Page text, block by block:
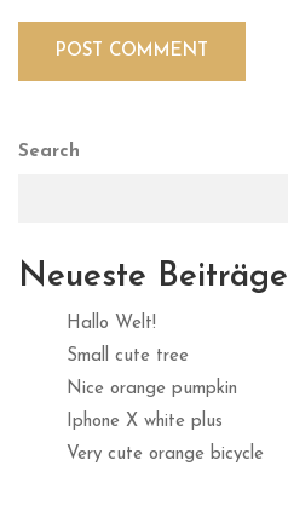
Search
Neueste Beiträge
Hallo Welt!
Small cute tree
Nice orange pumpkin
Iphone X white plus
Very cute orange bicycle